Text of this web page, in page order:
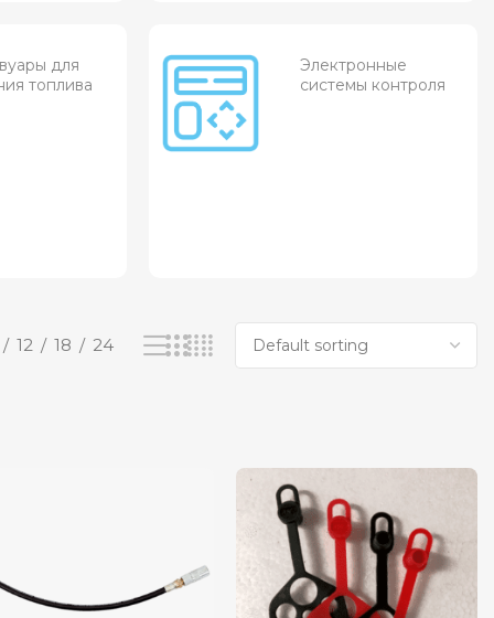
для
топлива
Электронные
системы контроля
12 18 24